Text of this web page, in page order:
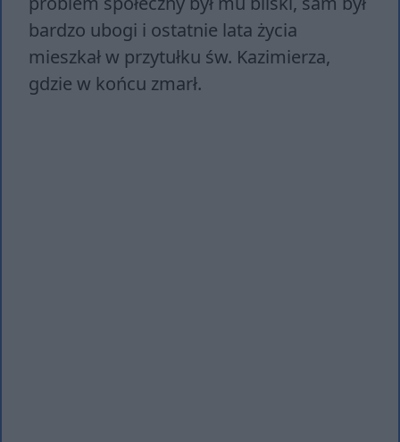
bardzo ubogi i ostatnie lata życia
mieszkał w przytułku św. Kazimierza,
gdzie w końcu zmarł.